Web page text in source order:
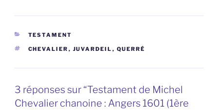
CATÉGORIES
TESTAMENT
ÉTIQUETTES
CHEVALIER , JUVARDEIL , QUERRÉ
3 réponses sur “Testament de Michel
Chevalier chanoine : Angers 1601 (1ère